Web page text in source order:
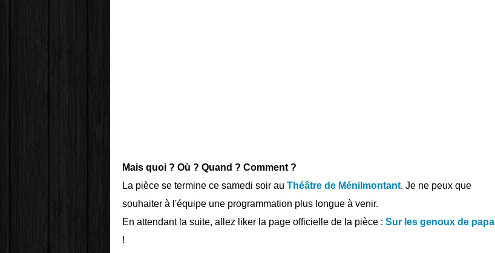
Mais quoi ? Où ? Quand ? Comment ?
La pièce se termine ce samedi soir au Théâtre de Ménilmontant. Je ne peux que
souhaiter à l'équipe une programmation plus longue à venir.
En attendant la suite, allez liker la page officielle de la pièce : Sur les genoux de papa
!